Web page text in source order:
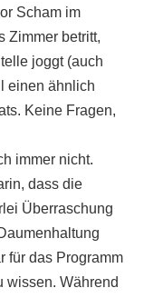
Scham im
Zimmer betritt,
joggt (auch
einen ähnlich
Keine Fragen,
immer nicht.
dass die
Überraschung
für das Programm
wissen. Während